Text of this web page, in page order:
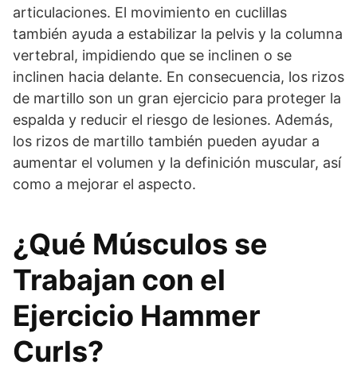
articulaciones. El movimiento en cuclillas
también ayuda a estabilizar la pelvis y la columna
vertebral, impidiendo que se inclinen o se
inclinen hacia delante. En consecuencia, los rizos
de martillo son un gran ejercicio para proteger la
espalda y reducir el riesgo de lesiones. Además,
los rizos de martillo también pueden ayudar a
aumentar el volumen y la definición muscular, así
como a mejorar el aspecto.
¿Qué Músculos se
Trabajan con el
Ejercicio Hammer
Curls?